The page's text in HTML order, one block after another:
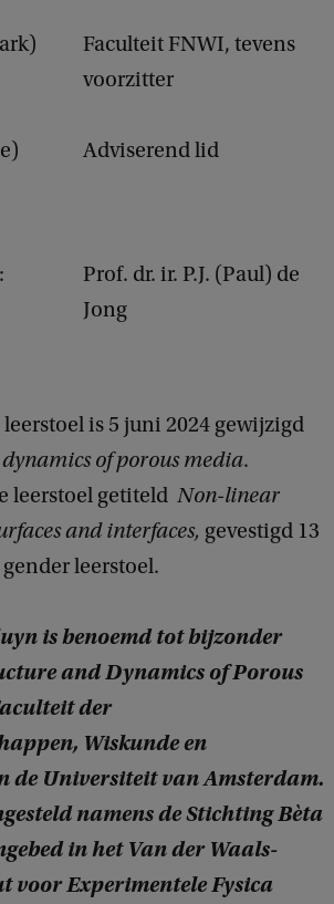
Faculteit FNWI, tevens
voorzitter
Adviserend lid
Prof. dr. ir. P.J. (Paul) de
Jong
is 5 juni 2024 gewijzigd
of porous media.
leerstoel getiteld Non-linear
and interfaces, gevestigd 13
leerstoel.
is benoemd tot bijzonder
and Dynamics of Porous
der
Wiskunde en
de Universiteit van Amsterdam.
namens de Stichting Bèta
in het Van der Waals-
voor Experimentele Fysica